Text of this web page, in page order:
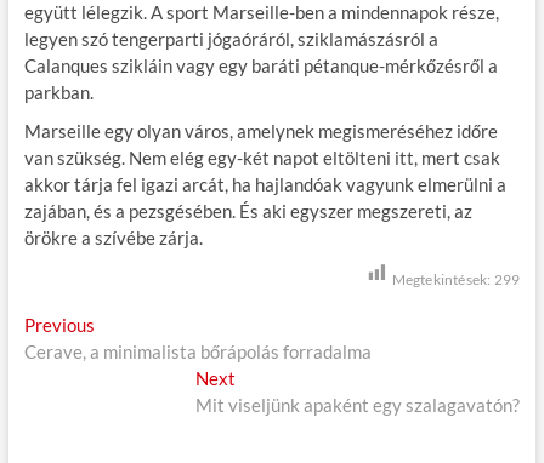
együtt lélegzik. A sport Marseille-ben a mindennapok része,
legyen szó tengerparti jógaóráról, sziklamászásról a
Calanques szikláin vagy egy baráti pétanque-mérkőzésről a
parkban.
Marseille egy olyan város, amelynek megismeréséhez időre
van szükség. Nem elég egy-két napot eltölteni itt, mert csak
akkor tárja fel igazi arcát, ha hajlandóak vagyunk elmerülni a
zajában, és a pezsgésében. És aki egyszer megszereti, az
örökre a szívébe zárja.
Megtekintések: 299
B
e
Previous
r
Cerave, a minimalista bőrápolás forradalma
Next
e
Mit viseljünk apaként egy szalagavatón?